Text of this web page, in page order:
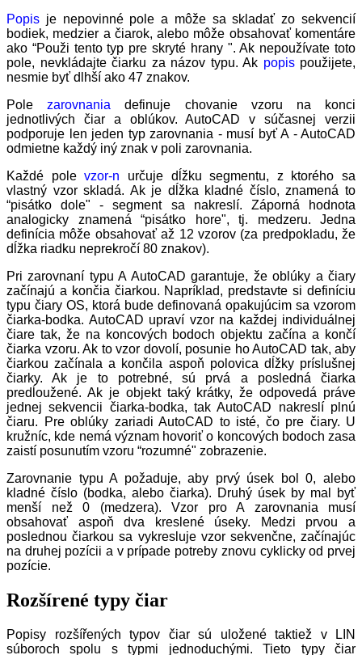
Popis je nepovinné pole a môže sa skladať zo sekvencií
bodiek, medzier a čiarok, alebo môže obsahovať komentáre
ako “Použi tento typ pre skryté hrany ". Ak nepoužívate toto
pole, nevkládajte čiarku za názov typu. Ak popispoužijete,
nesmie byť dlhší ako 47 znakov.
Polezarovnania definuje chovanie vzoru na konci
jednotlivých čiar a oblúkov. AutoCAD v súčasnej verzii
podporuje len jeden typ zarovnania - musí byť A - AutoCAD
odmietne každý iný znak v poli zarovnania.
Každé polevzor-n určuje dĺžku segmentu, z ktorého sa
vlastný vzor skladá. Ak je dĺžka kladné číslo, znamená to
“pisátko dole" - segment sa nakreslí. Záporná hodnota
analogicky znamená “pisátko hore", tj. medzeru. Jedna
definícia môže obsahovať až 12 vzorov (za predpokladu, že
dĺžka riadku neprekročí 80 znakov).
Pri zarovnaní typu A AutoCAD garantuje, že oblúky a čiary
začínajú a končia čiarkou. Napríklad, predstavte si definíciu
typu čiary OS, ktorá bude definovaná opakujúcim sa vzorom
čiarka-bodka. AutoCAD upraví vzor na každej individuálnej
čiare tak, že na koncových bodoch objektu začína a končí
čiarka vzoru. Ak to vzor dovolí, posunie ho AutoCAD tak, aby
čiarkou začínala a končila aspoň polovica dĺžky príslušnej
čiarky. Ak je to potrebné, sú prvá a posledná čiarka
predĺoužené. Ak je objekt taký krátky, že odpovedá práve
jednej sekvencii čiarka-bodka, tak AutoCAD nakreslí plnú
čiaru. Pre oblúky zariadi AutoCAD to isté, čo pre čiary. U
kružníc, kde nemá význam hovoriť o koncových bodoch zasa
zaistí posunutím vzoru “rozumné" zobrazenie.
Zarovnanie typu A požaduje, aby prvý úsek bol 0, alebo
kladné číslo (bodka, alebo čiarka). Druhý úsek by mal byť
menší než 0 (medzera). Vzor pro A zarovnania musí
obsahovať aspoň dva kreslené úseky. Medzi prvou a
poslednou čiarkou sa vykresluje vzor sekvenčne, začínajúc
na druhej pozícii a v prípade potreby znovu cyklicky od prvej
pozície.
Rozšírené typy čiar
Popisy rozšířených typov čiar sú uložené taktiež v LIN
súboroch spolu s typmi jednoduchými. Tieto typy čiar